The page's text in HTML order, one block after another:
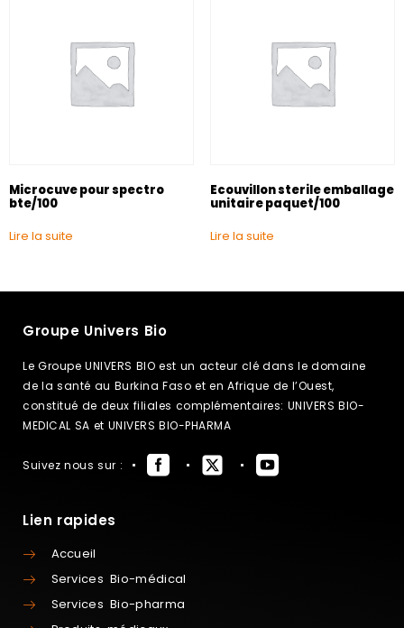
Microcuve pour spectro
bte/100
Lire la suite
Ecouvillon sterile emballage
unitaire paquet/100
Lire la suite
Groupe Univers Bio
Le Groupe UNIVERS BIO est un acteur clé dans le domaine
de la santé au Burkina Faso et en Afrique de l’Ouest,
constitué de deux filiales complémentaires: UNIVERS BIO-
MEDICAL SA et UNIVERS BIO-PHARMA
Suivez nous sur :
Lien rapides
Accueil
Services Bio-médical
Services Bio-pharma